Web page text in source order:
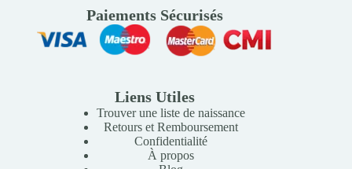
Paiements Sécurisés
Liens Utiles
Trouver une liste de naissance
Retours et Remboursement
Confidentialité
À propos